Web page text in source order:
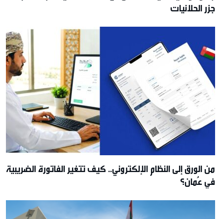
جزر الحلانيات
من الورق إلى النظام الإلكتروني.. كيف تتغير الفاتورة الضريبية
في عُمان؟